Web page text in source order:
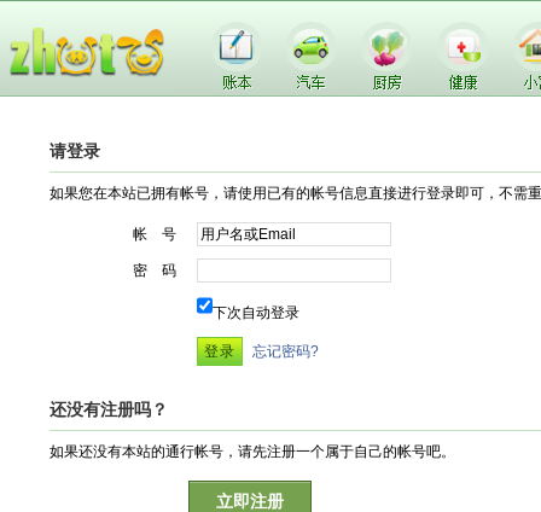
请登录
如果您在本站已拥有帐号，请使用已有的帐号信息直接进行登录即可，不需
帐 号
密 码
下次自动登录
忘记密码?
还没有注册吗？
如果还没有本站的通行帐号，请先注册一个属于自己的帐号吧。
立即注册